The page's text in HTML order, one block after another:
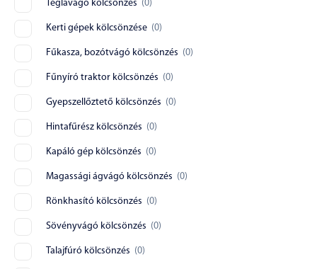
Téglavágó kölcsönzés (0)
Kerti gépek kölcsönzése (0)
Fűkasza, bozótvágó kölcsönzés (0)
Fűnyíró traktor kölcsönzés (0)
Gyepszellőztető kölcsönzés (0)
Hintafűrész kölcsönzés (0)
Kapáló gép kölcsönzés (0)
Magassági ágvágó kölcsönzés (0)
Rönkhasító kölcsönzés (0)
Sövényvágó kölcsönzés (0)
Talajfúró kölcsönzés (0)